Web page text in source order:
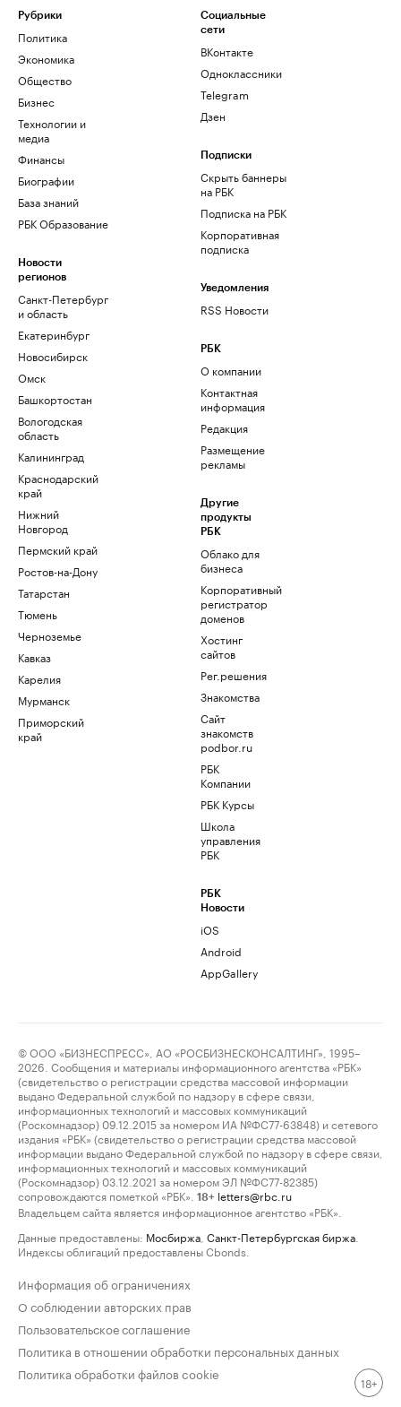
Рубрики
Политика
Экономика
Общество
Бизнес
Технологии и
медиа
Финансы
Биографии
База знаний
РБК Образование
Новости
регионов
Санкт-Петербург
и область
Екатеринбург
Новосибирск
Омск
Башкортостан
Вологодская
область
Калининград
Краснодарский
край
Нижний
Новгород
Пермский край
Ростов-на-Дону
Татарстан
Тюмень
Черноземье
Кавказ
Карелия
Мурманск
Приморский
край
Социальные
сети
ВКонтакте
Одноклассники
Telegram
Дзен
Подписки
Скрыть баннеры
на РБК
Подписка на РБК
Корпоративная
подписка
Уведомления
RSS Новости
РБК
О компании
Контактная
информация
Редакция
Размещение
рекламы
Другие
продукты
РБК
Облако для
бизнеса
Корпоративный
регистратор
доменов
Хостинг
сайтов
Рег.решения
Знакомства
Сайт
знакомств
podbor.ru
РБК
Компании
РБК Курсы
Школа
управления
РБК
РБК
Новости
iOS
Android
AppGallery
© ООО «БИЗНЕСПРЕСС», АО «РОСБИЗНЕСКОНСАЛТИНГ», 1995–
2026. Сообщения и материалы информационного агентства «РБК»
(свидетельство о регистрации средства массовой информации
выдано Федеральной службой по надзору в сфере связи,
информационных технологий и массовых коммуникаций
(Роскомнадзор) 09.12.2015 за номером ИА №ФС77-63848) и сетевого
издания «РБК» (свидетельство о регистрации средства массовой
информации выдано Федеральной службой по надзору в сфере связи,
информационных технологий и массовых коммуникаций
(Роскомнадзор) 03.12.2021 за номером ЭЛ №ФС77-82385)
сопровождаются пометкой «РБК».
18+ letters@rbc.ru
Владельцем сайта является информационное агентство «РБК».
Данные предоставлены: Мосбиржа Санкт-Петербургская биржа
Индексы облигаций предоставлены Cbonds.
Информация об ограничениях
О соблюдении авторских прав
Пользовательское соглашение
Политика в отношении обработки персональных данных
Политика обработки файлов cookie
18+